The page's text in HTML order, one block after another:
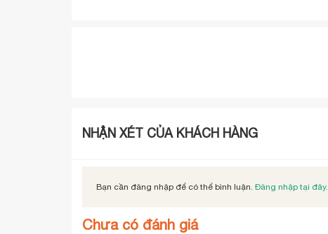
NHẬN XÉT CỦA KHÁCH HÀNG
Bạn cần đăng nhập để có thể bình luận. Đăng nhập tại đây.
Chưa có đánh giá